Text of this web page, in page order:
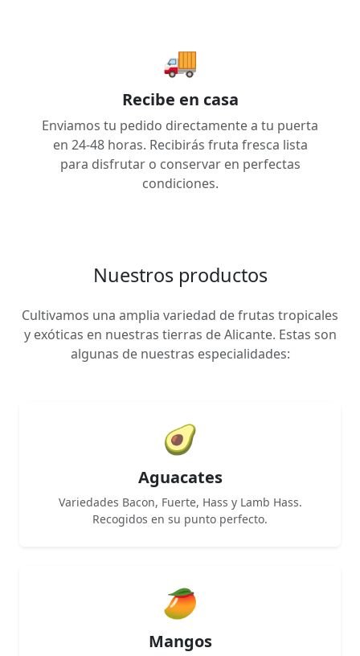
🚚
Recibe en casa
Enviamos tu pedido directamente a tu puerta
en 24-48 horas. Recibirás fruta fresca lista
para disfrutar o conservar en perfectas
condiciones.
Nuestros productos
Cultivamos una amplia variedad de frutas tropicales
y exóticas en nuestras tierras de Alicante. Estas son
algunas de nuestras especialidades:
🥑
Aguacates
Variedades Bacon, Fuerte, Hass y Lamb Hass.
Recogidos en su punto perfecto.
🥭
Mangos